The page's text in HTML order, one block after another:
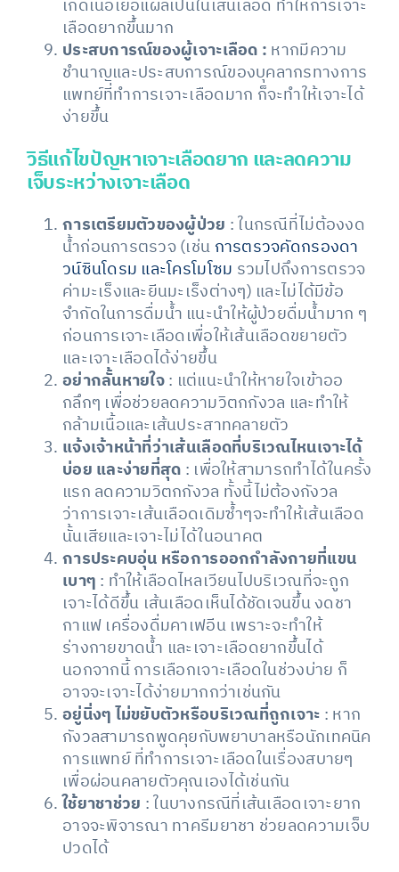
เกิดเนื้อเยื่อแผลเป็นในเส้นเลือด ทำให้การเจาะ
เลือดยากขึ้นมาก
ประสบการณ์ของผู้เจาะเลือด : หากมีความ
ชำนาญและประสบการณ์ของบุคลากรทางการ
แพทย์ที่ทำการเจาะเลือดมาก ก็จะทำให้เจาะได้
ง่ายขึ้น
วิธีแก้ไขปัญหาเจาะเลือดยาก และลดความ
เจ็บระหว่างเจาะเลือด
การเตรียมตัวของผู้ป่วย : ในกรณีที่ไม่ต้องงด
น้ำก่อนการตรวจ (เช่น การตรวจคัดกรองดา
วน์ซินโดรม และโครโมโซม รวมไปถึงการตรวจ
ค่ามะเร็งและยีนมะเร็งต่างๆ) และไม่ได้มีข้อ
จำกัดในการดื่มน้ำ แนะนำให้ผู้ป่วยดื่มน้ำมาก ๆ
ก่อนการเจาะเลือดเพื่อให้เส้นเลือดขยายตัว
และเจาะเลือดได้ง่ายขึ้น
อย่ากลั้นหายใจ: แต่แนะนำให้หายใจเข้าออ
กลึกๆ เพื่อช่วยลดความวิตกกังวล และทำให้
กล้ามเนื้อและเส้นประสาทคลายตัว
แจ้งเจ้าหน้าที่ว่าเส้นเลือดที่บริเวณไหนเจาะได้
บ่อย และง่ายที่สุด : เพื่อให้สามารถทำได้ในครั้ง
แรก ลดความวิตกกังวล ทั้งนี้ไม่ต้องกังวล
ว่าการเจาะเส้นเลือดเดิมซ้ำๆจะทำให้เส้นเลือด
นั้นเสียและเจาะไม่ได้ในอนาคต
การประคบอุ่น หรือการออกกำลังกายที่แขน
เบาๆ : ทำให้เลือดไหลเวียนไปบริเวณที่จะถูก
เจาะได้ดีขึ้น เส้นเลือดเห็นได้ชัดเจนขึ้น งดชา
กาแฟ เครื่องดื่มคาเฟอีน เพราะจะทำให้
ร่างกายขาดน้ำ และเจาะเลือดยากขึ้นได้
นอกจากนี้ การเลือกเจาะเลือดในช่วงบ่าย ก็
อาจจะเจาะได้ง่ายมากกว่าเช่นกัน
อยู่นิ่งๆ ไม่ขยับตัวหรือบริเวณที่ถูกเจาะ : หาก
กังวลสามารถพูดคุยกับพยาบาลหรือนักเทคนิค
การแพทย์ ที่ทำการเจาะเลือดในเรื่องสบายๆ
เพื่อผ่อนคลายตัวคุณเองได้เช่นกัน
ใช้ยาชาช่วย : ในบางกรณีที่เส้นเลือดเจาะยาก
อาจจะพิจารณา ทาครีมยาชา ช่วยลดความเจ็บ
ปวดได้